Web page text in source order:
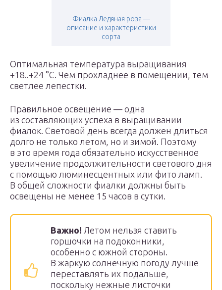
Фиалка Ледяная роза —
описание и характеристики
сорта
Оптимальная температура выращивания
+18..+24 °С. Чем прохладнее в помещении, тем
светлее лепестки.
Правильное освещение — одна
из составляющих успеха в выращивании
фиалок. Световой день всегда должен длиться
долго не только летом, но и зимой. Поэтому
в это время года обязательно искусственное
увеличение продолжительности светового дня
с помощью люминесцентных или фито ламп.
В общей сложности фиалки должны быть
освещены не менее 15 часов в сутки.
Важно! Летом нельзя ставить
горшочки на подоконники,
особенно с южной стороны.
В жаркую солнечную погоду лучше
переставлять их подальше,
поскольку нежные листочки